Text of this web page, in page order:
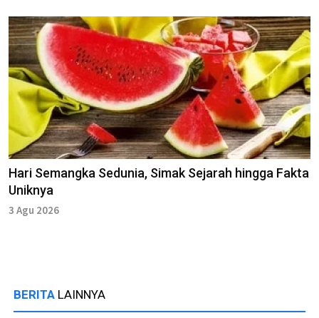
Hari Semangka Sedunia, Simak Sejarah hingga Fakta
Uniknya
3 Agu 2026
BERITA LAINNYA